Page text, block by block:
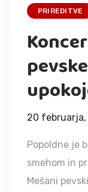
PRIREDITVE
20
Popoldne je
smehom in
Mešani